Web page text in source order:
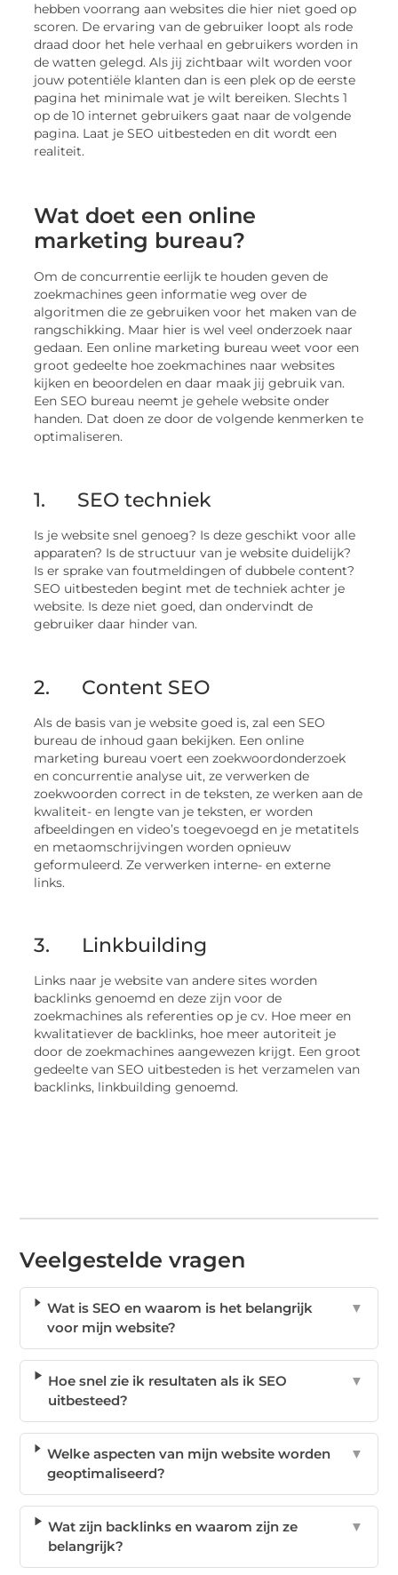
hebben voorrang aan websites die hier niet goed op
scoren. De ervaring van de gebruiker loopt als rode
draad door het hele verhaal en gebruikers worden in
de watten gelegd. Als jij zichtbaar wilt worden voor
jouw potentiële klanten dan is een plek op de eerste
pagina het minimale wat je wilt bereiken. Slechts 1
op de 10 internet gebruikers gaat naar de volgende
pagina. Laat je SEO uitbesteden en dit wordt een
realiteit.
Wat doet een online
marketing bureau?
Om de concurrentie eerlijk te houden geven de
zoekmachines geen informatie weg over de
algoritmen die ze gebruiken voor het maken van de
rangschikking. Maar hier is wel veel onderzoek naar
gedaan. Een online marketing bureau weet voor een
groot gedeelte hoe zoekmachines naar websites
kijken en beoordelen en daar maak jij gebruik van.
Een SEO bureau neemt je gehele website onder
handen. Dat doen ze door de volgende kenmerken te
optimaliseren.
1. SEO techniek
Is je website snel genoeg? Is deze geschikt voor alle
apparaten? Is de structuur van je website duidelijk?
Is er sprake van foutmeldingen of dubbele content?
SEO uitbesteden begint met de techniek achter je
website. Is deze niet goed, dan ondervindt de
gebruiker daar hinder van.
2. Content SEO
Als de basis van je website goed is, zal een SEO
bureau de inhoud gaan bekijken. Een online
marketing bureau voert een zoekwoordonderzoek
en concurrentie analyse uit, ze verwerken de
zoekwoorden correct in de teksten, ze werken aan de
kwaliteit- en lengte van je teksten, er worden
afbeeldingen en video’s toegevoegd en je metatitels
en metaomschrijvingen worden opnieuw
geformuleerd. Ze verwerken interne- en externe
links.
3. Linkbuilding
Links naar je website van andere sites worden
backlinks genoemd en deze zijn voor de
zoekmachines als referenties op je cv. Hoe meer en
kwalitatiever de backlinks, hoe meer autoriteit je
door de zoekmachines aangewezen krijgt. Een groot
gedeelte van SEO uitbesteden is het verzamelen van
backlinks, linkbuilding genoemd.
Veelgestelde vragen
Wat is SEO en waarom is het belangrijk
voor mijn website?
▼
Hoe snel zie ik resultaten als ik SEO
uitbesteed?
▼
Welke aspecten van mijn website worden
geoptimaliseerd?
▼
Wat zijn backlinks en waarom zijn ze
belangrijk?
▼